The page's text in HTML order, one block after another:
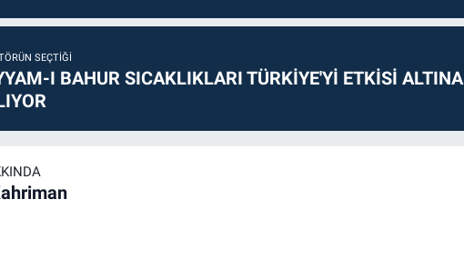
SEÇTIĞI
I BAHUR SICAKLIKLARI TÜRKİYE'Yİ ETKİSİ ALTINA